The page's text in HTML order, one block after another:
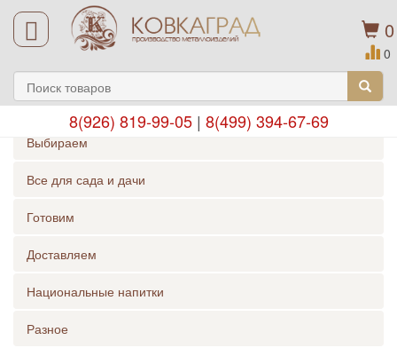
0
0
8(926) 819-99-05| 8(499) 394-67-69
Выбираем
Все для сада и дачи
Готовим
Доставляем
Национальные напитки
Разное